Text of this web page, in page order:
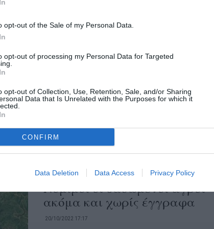
opt-out of the Sale of my Personal Data.
opt-out of processing my Personal Data for Targeted
opt-out of Collection, Use, Retention, Sale, and/or Sharing
Data that Is Unrelated with the Purposes for which it
CONFIRM
Data Deletion Data Access Privacy Policy
Πλέον των 60 επιχειρήσεων
έχουν ελεγχθεί στη Μεσσηνία,
10/08/2023 20:54
από την Κτηματική Υπηρεσία Το «κυνήγι
της ξαπλώστρας και των
τραπεζοκαθισμάτων» μπορεί να...
Νόμιμοι οι δασωμένοι αγροί
ακόμα και χωρίς έγγραφα
20/10/2022 17:17